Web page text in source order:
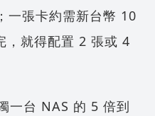
一張卡約需新台幣 10
，就得配置 2 張或 4
一台 NAS 的 5 倍到